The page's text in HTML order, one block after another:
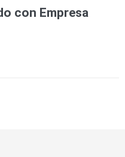
con Empresa